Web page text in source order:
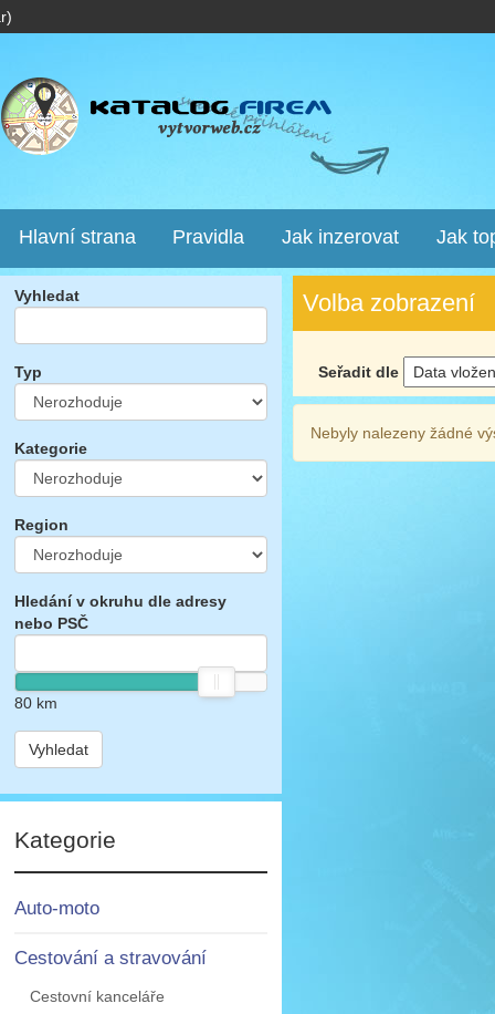
Hlavní strana Pravidla Jak inzerovat Jak
Vyhledat
Typ
Kategorie
Region
Hledání v okruhu dle adresy
nebo PSČ
80km
Vyhledat
Kategorie
Auto-moto
Cestování a stravování
Cestovní kanceláře
Volba zobrazení
Seřadit dle
Nebyly nalezeny žádné